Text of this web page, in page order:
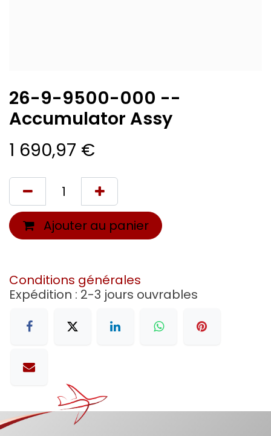
26-9-9500-000 --
Accumulator Assy
1 690,97 €
Ajouter au panier
Conditions générales
Expédition : 2-3 jours ouvrables